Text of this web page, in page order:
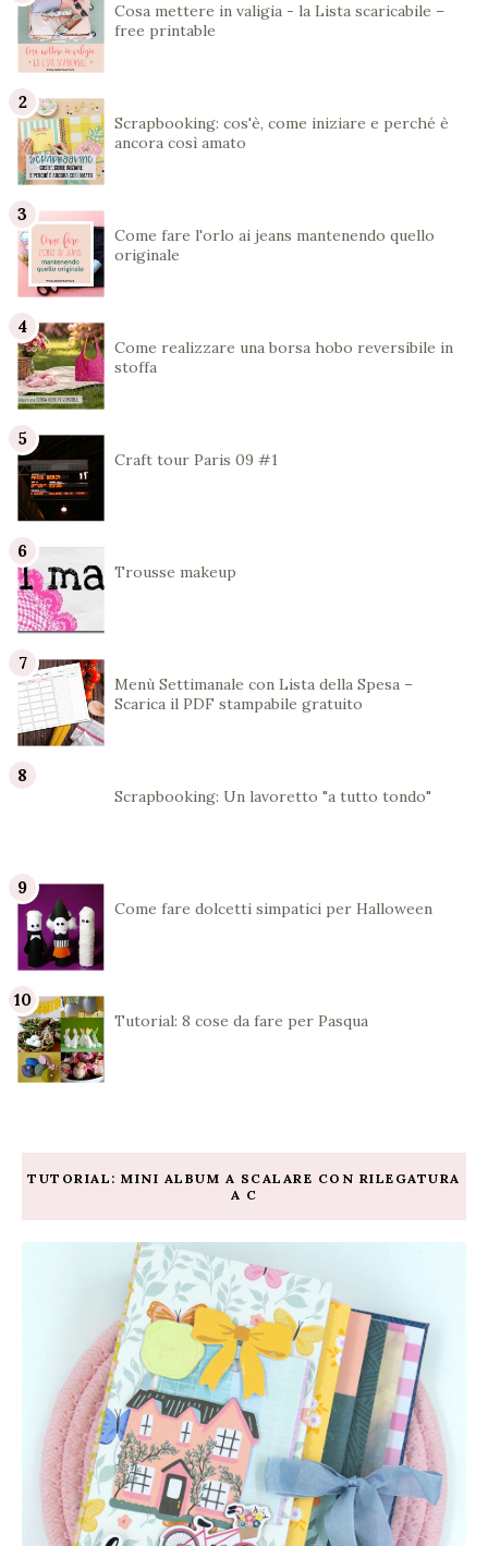
Cosa mettere in valigia - la Lista scaricabile –
free printable
Scrapbooking: cos'è, come iniziare e perché è
ancora così amato
Come fare l'orlo ai jeans mantenendo quello
originale
Come realizzare una borsa hobo reversibile in
stoffa
Craft tour Paris 09 #1
Trousse makeup
Menù Settimanale con Lista della Spesa –
Scarica il PDF stampabile gratuito
Scrapbooking: Un lavoretto "a tutto tondo"
Come fare dolcetti simpatici per Halloween
Tutorial: 8 cose da fare per Pasqua
TUTORIAL: MINI ALBUM A SCALARE CON RILEGATURA
A C